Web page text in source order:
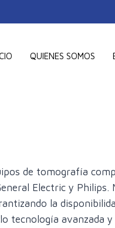
QUIENES SOMOS
de tomografía
Electric y
la
tecnología avanzada